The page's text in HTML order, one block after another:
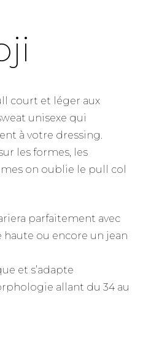
court et léger aux
unisexe qui
à votre dressing.
les formes, les
on oublie le pull col
parfaitement avec
ou encore un jean
et s’adapte
allant du 34 au